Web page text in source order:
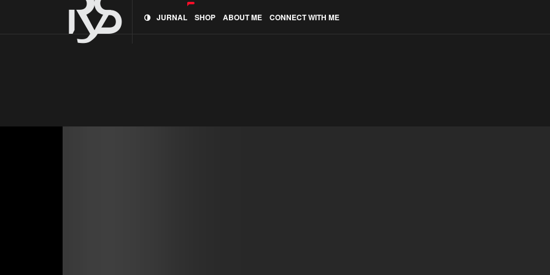
JURNAL SHOP ABOUT ME CONNECT WITH ME